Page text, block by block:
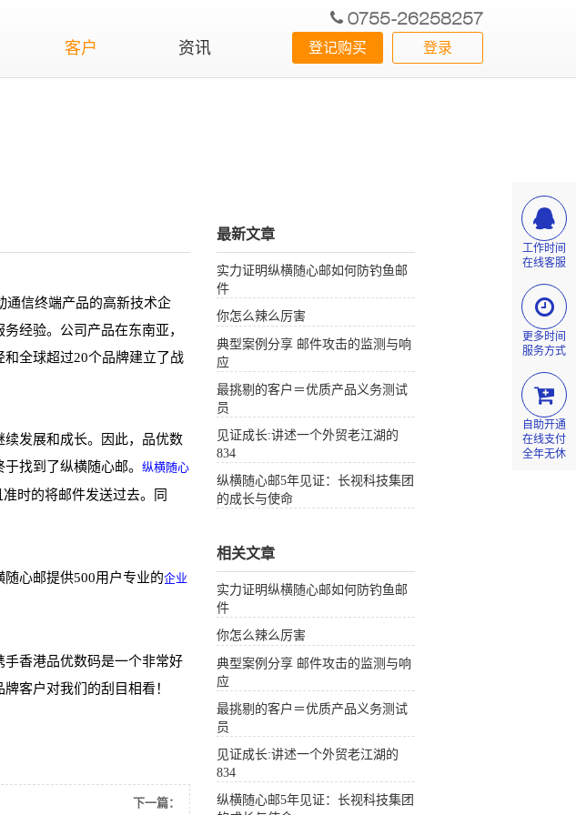
客户 资讯
0755-26258257
登录
登记购买
通信终端产品的高新技术企
经验。公司产品在东南亚，
全球超过20个品牌建立了战
发展和成长。因此，品优数
找到了纵横随心邮。 纵横随心
时的将邮件发送过去。同
心邮提供500用户专业的企业
香港品优数码是一个非常好
客户对我们的刮目相看！
下一篇：
最新文章
实力证明纵横随心邮如何防钓鱼邮
件
你怎么辣么厉害
典型案例分享 邮件攻击的监测与响
应
最挑剔的客户＝优质产品义务测试
员
见证成长:讲述一个外贸老江湖的
834
纵横随心邮5年见证：长视科技集团
的成长与使命
相关文章
实力证明纵横随心邮如何防钓鱼邮
件
你怎么辣么厉害
典型案例分享 邮件攻击的监测与响
应
最挑剔的客户＝优质产品义务测试
员
见证成长:讲述一个外贸老江湖的
834
纵横随心邮5年见证：长视科技集团
工作时间
在线客服
更多时间
服务方式
自助开通
在线支付
全年无休